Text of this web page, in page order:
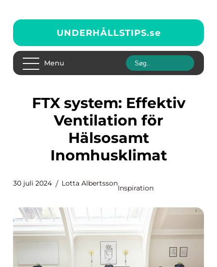
UNDERHÅLLSTIPS.se
Menu
FTX system: Effektiv
Ventilation för
Hälsosamt
Inomhusklimat
30 juli 2024 Lotta Albertsson
Inspiration